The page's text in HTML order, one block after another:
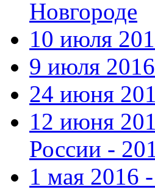
Новгороде
10 июля
9 июля
24 июня
12 июня
России -
1 мая